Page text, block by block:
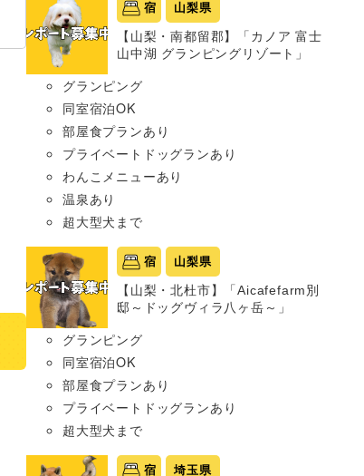
宿 山梨県
【山梨・南都留郡】「カノア 富士
山中湖 グランピングリゾート」
グランピング
同室宿泊OK
部屋食プランあり
プライベートドッグランあり
わんこメニューあり
温泉あり
超大型犬まで
宿 山梨県
【山梨・北杜市】「Aicafefarm別
邸～ドッグヴィラ八ヶ岳～」
グランピング
同室宿泊OK
部屋食プランあり
プライベートドッグランあり
超大型犬まで
宿 埼玉県